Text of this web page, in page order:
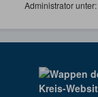
Administrator unter: